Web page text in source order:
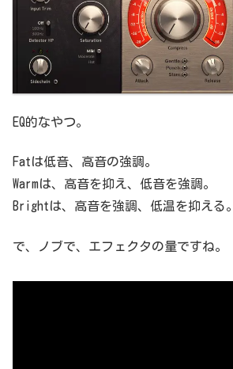
EQ的なやつ。
Fatは低音、高音の強調。
Warmは、高音を抑え、低音を強調。
Brightは、高音を強調、低温を抑える。
で、ノブで、エフェクタの量ですね。